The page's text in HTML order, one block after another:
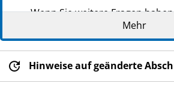
Wenn Sie weitere Fragen
an Ihren Arzt oder Apotheker.
Dieses Arzneimittel wurde
verschrieben. Geben Sie es
Mehr
Hinweise auf geänderte